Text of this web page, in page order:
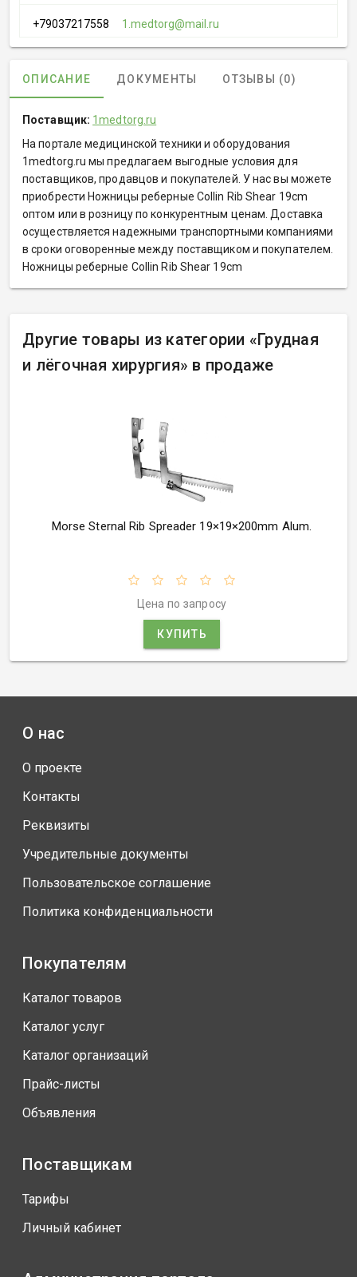
+79037217558 1.medtorg@mail.ru
ОПИСАНИЕ ДОКУМЕНТЫ ОТЗЫВЫ (0)
Поставщик: 1medtorg.ru
На портале медицинской техники и оборудования
1medtorg.ru мы предлагаем выгодные условия для
поставщиков, продавцов и покупателей. У нас вы можете
приобрести Ножницы реберные Collin Rib Shear 19cm
оптом или в розницу по конкурентным ценам. Доставка
осуществляется надежными транспортными компаниями
в сроки оговоренные между поставщиком и покупателем.
Ножницы реберные Collin Rib Shear 19cm
Другие товары из категории «Грудная
и лёгочная хирургия» в продаже
Morse Sternal Rib Spreader 19×19×200mm Alum.
Цена по запросу
КУПИТЬ
О нас
О проекте
Контакты
Реквизиты
Учредительные документы
Пользовательское соглашение
Политика конфиденциальности
Покупателям
Каталог товаров
Каталог услуг
Каталог организаций
Прайс-листы
Объявления
Поставщикам
Тарифы
Личный кабинет